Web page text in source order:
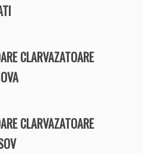
CLARVAZATOARE
CLARVAZATOARE